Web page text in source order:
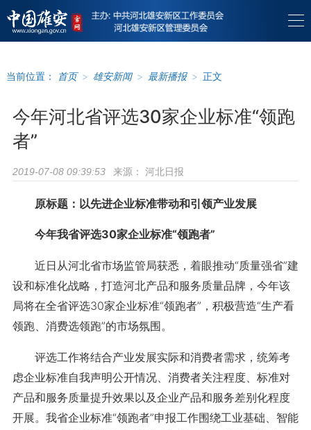
当前位置： 首页 > 雄安新闻 > 最新播报 > 正文
今年河北省评选30家企业标准“领跑
者”
2019-07-08 09:39:53 来源： 河北日报
原标题：以先进企业标准带动和引领产业发展
今年我省评选30家企业标准“领跑者”
近日从河北省市场监管局获悉，着眼推动“质量强省”建
设和标准化战略，打造河北产品和服务质量品牌，今年该
局将在全省评选30家企业标准“领跑者”，积极营造“生产看
领跑、消费选领跑”的市场氛围。
评选工作将结合产业发展实际和消费者需求，统筹考
虑企业标准自我声明公开情况、消费者关注程度、标准对
产品和服务质量提升效果以及企业产品和服务差别化程度
开展。我省企业标准“领跑者”申报工作围绕工业基础、智能